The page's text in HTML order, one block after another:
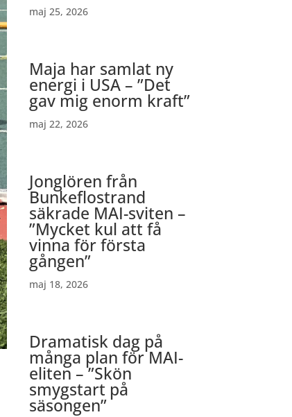
maj 25, 2026
Maja har samlat ny
energi i USA – ”Det
gav mig enorm kraft”
maj 22, 2026
Jonglören från
Bunkeflostrand
säkrade MAI-sviten –
”Mycket kul att få
vinna för första
gången”
maj 18, 2026
Dramatisk dag på
många plan för MAI-
eliten – ”Skön
smygstart på
säsongen”